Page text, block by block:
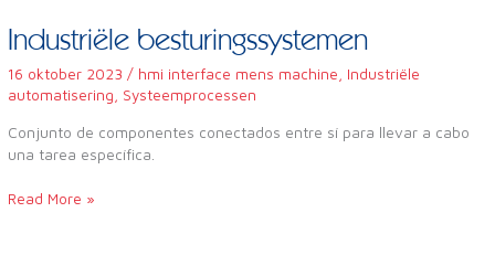
Industriële besturingssystemen
16 oktober 2023/ hmi interface mens machine
Industriële
automatisering
Systeemprocessen
Conjunto de componentes conectados entre sí para llevar a cabo
una tarea específica.
Read More »